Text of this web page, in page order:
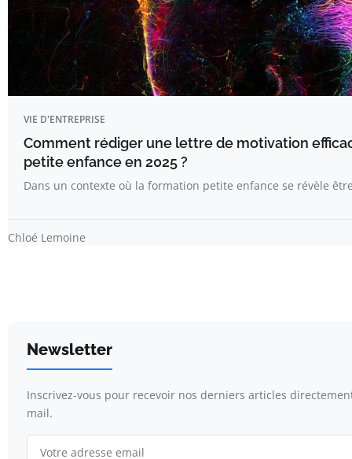
VIE D'ENTREPRISE
Comment rédiger une lettre de motivation
petite enfance en 2025 ?
Dans un contexte où la formation petite enfance se révèle
Chloé Lemoine
Newsletter
Inscrivez-vous pour recevoir nos derniers articles
mail.